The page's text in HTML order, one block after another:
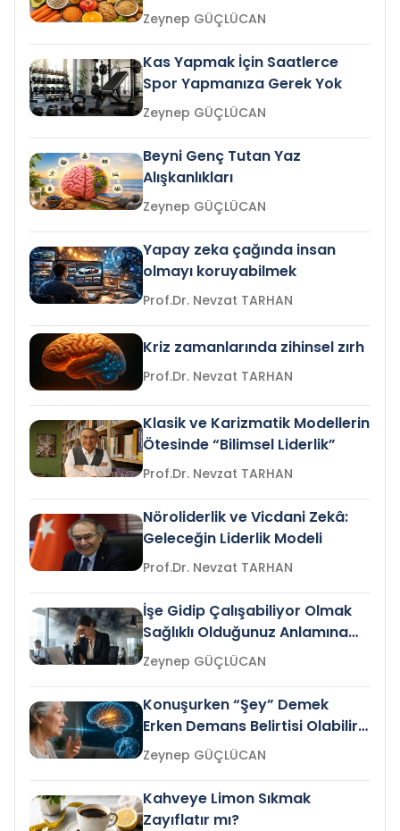
Zeynep GÜÇLÜCAN
Kas Yapmak İçin Saatlerce
Spor Yapmanıza Gerek Yok
Zeynep GÜÇLÜCAN
Beyni Genç Tutan Yaz
Alışkanlıkları
Zeynep GÜÇLÜCAN
Yapay zeka çağında insan
olmayı koruyabilmek
Prof.Dr. Nevzat TARHAN
Kriz zamanlarında zihinsel zırh
Prof.Dr. Nevzat TARHAN
Klasik ve Karizmatik Modellerin
Ötesinde “Bilimsel Liderlik”
Prof.Dr. Nevzat TARHAN
Nöroliderlik ve Vicdani Zekâ:
Geleceğin Liderlik Modeli
Prof.Dr. Nevzat TARHAN
İşe Gidip Çalışabiliyor Olmak
Sağlıklı Olduğunuz Anlamına
Gelir mi?Zeynep GÜÇLÜCAN
Konuşurken “Şey” Demek
Erken Demans Belirtisi Olabilir
mi?
Zeynep GÜÇLÜCAN
Kahveye Limon Sıkmak
Zayıflatır mı?